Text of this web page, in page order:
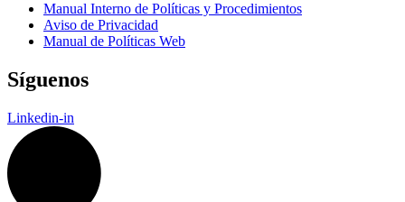
Manual Interno de Políticas y Procedimientos
Aviso de Privacidad
Manual de Políticas Web
Síguenos
Linkedin-in